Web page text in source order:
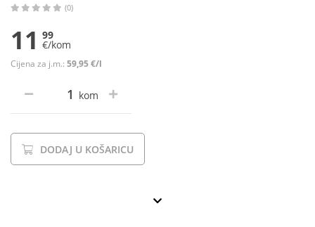
(0)
11 99
€/kom
Cijena za j.m.: 59,95 €/l
kom
DODAJ U KOŠARICU